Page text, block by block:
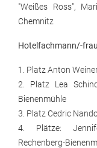
"Weißes Ross",
Chemnitz
Hotelfachmann/-frau
1. Platz Anton
2. Platz Lea
Bienenmühle
3. Platz Cedric
4. Plätze:
Rechenberg-